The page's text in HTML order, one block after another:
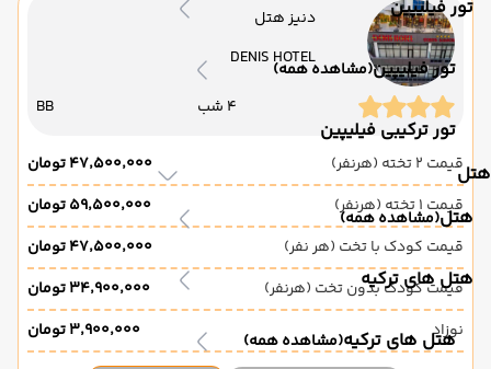
تور فیلیپین
تور فیلیپین(مشاهده همه)
تور ترکیبی فیلیپین
هتل
هتل(مشاهده همه)
هتل های ترکیه
هتل های ترکیه(مشاهده همه)
دنیز هتل
DENIS HOTEL
4 شب BB
قیمت 2 تخته (هرنفر)
۴۷٬۵۰۰٬۰۰۰ تومان
قیمت 1 تخته (هرنفر)
۵۹٬۵۰۰٬۰۰۰ تومان
قیمت کودک با تخت (هر نفر)
۴۷٬۵۰۰٬۰۰۰ تومان
قیمت کودک بدون تخت (هرنفر)
۳۴٬۹۰۰٬۰۰۰ تومان
نوزاد
۳٬۹۰۰٬۰۰۰ تومان